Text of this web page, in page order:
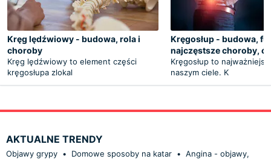
Kręg lędźwiowy - budowa, rola i
choroby
Kręg lędźwiowy to element części
kręgosłupa zlokal
Kręgosłup - budowa,
najczęstsze choroby,
Kręgosłup to
naszym ciele. K
AKTUALNE TRENDY
Objawy grypy • Domowe sposoby na katar • Angina - objawy,